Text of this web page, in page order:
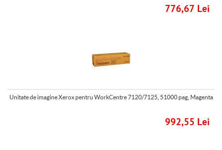
776,67 Lei
Unitate de imagine Xerox pentru WorkCentre 7120/7125, 51000 pag, Magenta
992,55 Lei